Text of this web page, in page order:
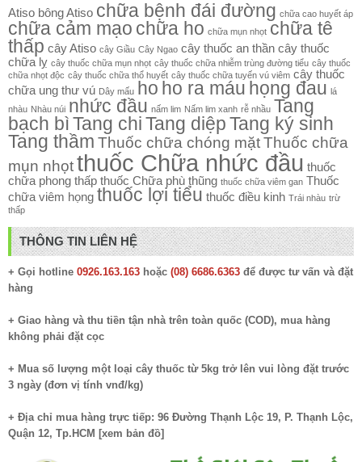
Atiso bông Atiso chữa bệnh đái đường chữa cao huyết áp
chữa cảm mạo chữa ho chữa mụn nhọt chữa tê
thấp cây Atiso cây Giầu Cây Ngao cây thuốc an thần cây thuốc
chữa lỵ cây thuốc chữa mụn nhọt cây thuốc chữa nhiễm trùng đường tiểu cây thuốc
chữa nhọt độc cây thuốc chữa thổ huyết cây thuốc chữa tuyến vú viêm cây thuốc
chữa ung thư vú Dây mấu ho ho ra máu họng đau lá
nhàu Nhàu núi nhức đầu nấm lim Nấm lim xanh rễ nhầu Tang
bạch bì Tang chi Tang diệp Tang ký sinh
Tang thầm Thuốc chữa chóng mặtThuốc chữa
mụn nhọtthuốc Chữa nhức đầu thuốc
chữa phong thấp thuốc Chữa phù thũng thuốc chữa viêm gan Thuốc
chữa viêm họng thuốc lợi tiểu thuốc điều kinh Trái nhàu trừ
thấp
THÔNG TIN LIÊN HỆ
+ Gọi hotline 0926.163.163 hoặc (08) 6686.6363 để được tư vấn và đặt
hàng
+ Giao hàng và thu tiền tận nhà trên toàn quốc (COD), mua hàng
không phải đặt cọc
+ Mua số lượng một loại cây thuốc từ 5kg trở lên vui lòng đặt trước
3 ngày (đơn vị tính vnđ/kg)
+ Địa chỉ mua hàng trực tiếp: 96 Đường Thạnh Lộc 19, P. Thạnh Lộc,
Quận 12, Tp.HCM [xem bản đồ]